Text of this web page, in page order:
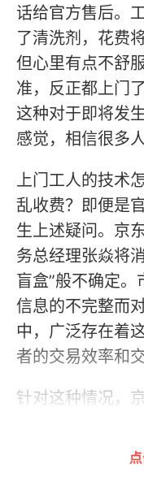
话给官方售后。
了清洗剂，花费
但心里有点不舒
准，反正都上门
这种对于即将发
感觉，相信很多人
上门工人的技术
乱收费？即便是
生上述疑问。京
务总经理张焱将
盲盒”般不确定
信息的不完整而
中，广泛存在着
者的交易效率和
针对这种情况，
盾计划，上线“
获知工人及收费